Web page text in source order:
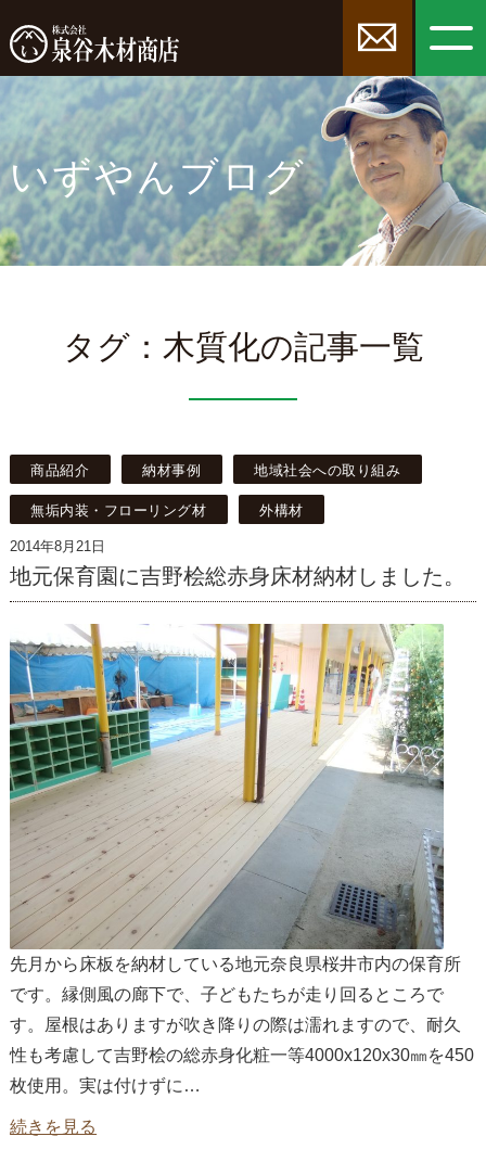
いずやんブログ
タグ：木質化の記事一覧
商品紹介 納材事例 地域社会への取り組み
無垢内装・フローリング材 外構材
2014年8月21日
地元保育園に吉野桧総赤身床材納材しました。
先月から床板を納材している地元奈良県桜井市内の保育所
です。縁側風の廊下で、子どもたちが走り回るところで
す。屋根はありますが吹き降りの際は濡れますので、耐久
性も考慮して吉野桧の総赤身化粧一等4000x120x30㎜を450
枚使用。実は付けずに…
続きを見る